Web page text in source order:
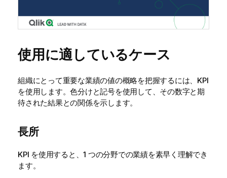
使用に適しているケース
組織にとって重要な業績の値の概略を把握するには、KPI
を使用します。色分けと記号を使用して、その数字と期
待された結果との関係を示します。
長所
KPI を使用すると、1 つの分野での業績を素早く理解でき
ます。